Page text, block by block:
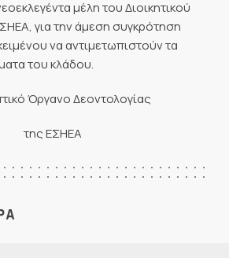
μέλη του Διοικητικού
για την άμεση συγκρότηση
να αντιμετωπιστούν τα
του κλάδου.
Όργανο Δεοντολογίας
της ΕΣΗΕΑ